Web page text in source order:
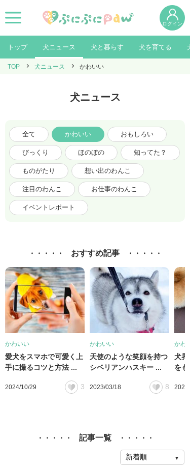
ログイン
トップ 犬ニュース 犬と暮らす 犬を育てる
TOP 犬ニュース かわいい
犬ニュース
全て かわいい おもしろい
びっくり ほのぼの 知ってた？
ものがたり 想い出のわんこ
注目のわんこ お仕事のわんこ
イベントレポート
おすすめ記事
かわいい
愛犬をスマホで可愛く上
手に撮るコツと方法 ...
2024/10/29 3
かわいい
天使のような笑顔を持つ
シベリアンハスキー ...
2023/03/18 8
かわ
犬界
を
2023/
記事一覧